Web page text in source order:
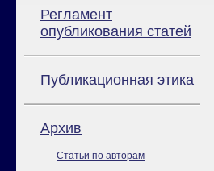
Регламент
опубликования статей
Публикационная этика
Архив
Статьи по авторам